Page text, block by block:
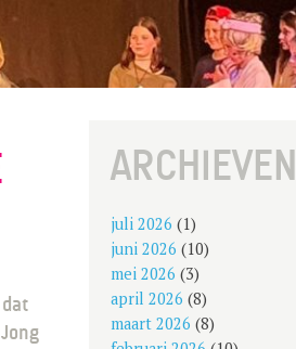
ARCHIEVEN
juli 2026 (1)
juni 2026 (10)
mei 2026 (3)
april 2026 (8)
maart 2026 (8)